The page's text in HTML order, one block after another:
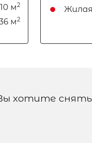
10 м2
м2
хотите снять